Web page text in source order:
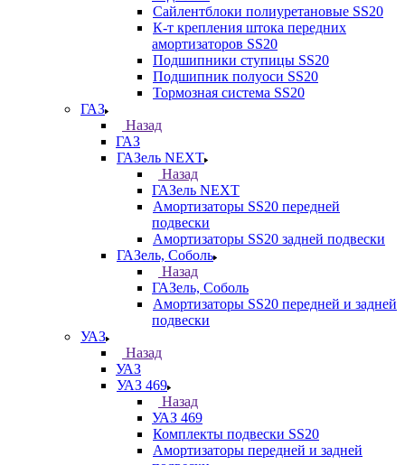
Сайлентблоки полиуретановые SS20
К-т крепления штока передних
амортизаторов SS20
Подшипники ступицы SS20
Подшипник полуоси SS20
Тормозная система SS20
ГАЗ
Назад
ГАЗ
ГАЗель NEXT
Назад
ГАЗель NEXT
Амортизаторы SS20 передней
подвески
Амортизаторы SS20 задней подвески
ГАЗель, Соболь
Назад
ГАЗель, Соболь
Амортизаторы SS20 передней и задней
подвески
УАЗ
Назад
УАЗ
УАЗ 469
Назад
УАЗ 469
Комплекты подвески SS20
Амортизаторы передней и задней